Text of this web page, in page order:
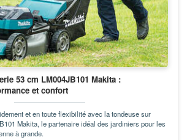
53 cm LM004JB101 Makita :
et confort
et en toute flexibilité avec la tondeuse sur
Makita, le partenaire idéal des jardiniers pour les
à grande.